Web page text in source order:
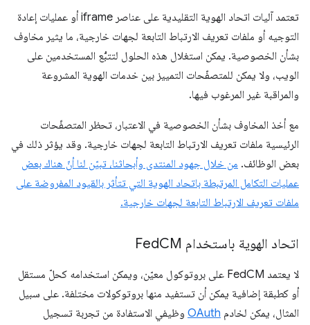
تعتمد آليات اتحاد الهوية التقليدية على عناصر iframe أو عمليات إعادة
التوجيه أو ملفات تعريف الارتباط التابعة لجهات خارجية، ما يثير مخاوف
بشأن الخصوصية. يمكن استغلال هذه الحلول لتتبُّع المستخدمين على
الويب، ولا يمكن للمتصفّحات التمييز بين خدمات الهوية المشروعة
والمراقبة غير المرغوب فيها.
مع أخذ المخاوف بشأن الخصوصية في الاعتبار، تحظر المتصفّحات
الرئيسية ملفات تعريف الارتباط التابعة لجهات خارجية. وقد يؤثر ذلك في
بعض الوظائف. من خلال جهود المنتدى وأبحاثنا، تبيّن لنا أنّ هناك بعض
عمليات التكامل المرتبطة باتحاد الهوية التي تتأثر بالقيود المفروضة على
ملفات تعريف الارتباط التابعة لجهات خارجية.
اتحاد الهوية باستخدام Fed CM
لا يعتمد FedCM على بروتوكول معيّن، ويمكن استخدامه كحلّ مستقل
أو كطبقة إضافية يمكن أن تستفيد منها بروتوكولات مختلفة. على سبيل
المثال، يمكن لخادم OAuth وظيفي الاستفادة من تجربة تسجيل